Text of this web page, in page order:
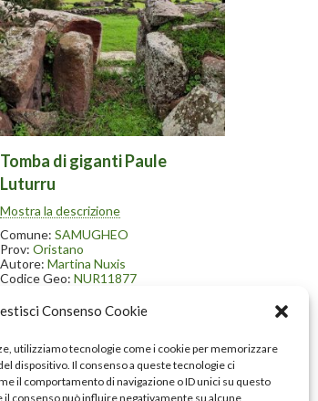
Consenso Cookie
utilizziamo tecnologie come i cookie per memorizzare
dispositivo. Il consenso a queste tecnologie ci
il comportamento di navigazione o ID unici su questo
consenso può influire negativamente su alcune
Tomba di giganti Paule
Luturru
sono state ritrovate numerose statue
menhir conservate in parte presso il
museo dell’arte tessile in Samugheo.
Mostra la descrizione
Comune:SAMUGHEO
Prov:Oristano
Autore:Martina Nuxis
Codice Geo:NUR11877